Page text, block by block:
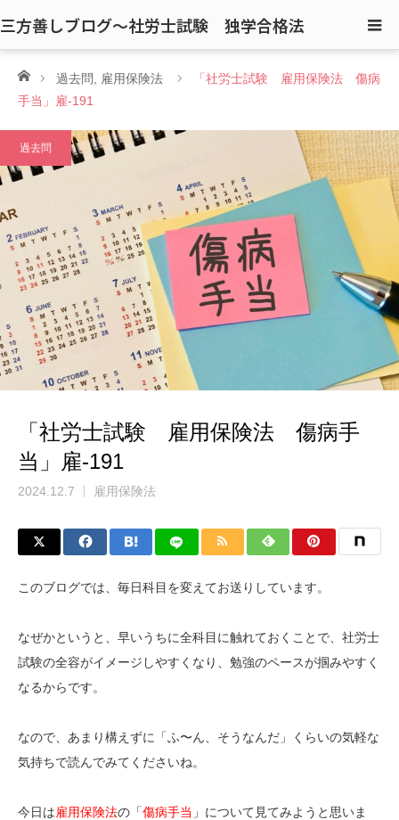
三方善しブログ〜社労士試験 独学合格法
ホーム過去問 雇用保険法
「社労士試験 雇用保険法 傷病
手当」雇-191
過去問
「社労士試験 雇用保険法 傷病手
当」雇-191
2024.12.7 雇用保険法
このブログでは、毎日科目を変えてお送りしています。
なぜかというと、早いうちに全科目に触れておくことで、社労士
試験の全容がイメージしやすくなり、勉強のペースが掴みやすく
なるからです。
なので、あまり構えずに「ふ〜ん、そうなんだ」くらいの気軽な
気持ちで読んでみてくださいね。
今日は雇用保険法の「傷病手当 」について見てみようと思いま